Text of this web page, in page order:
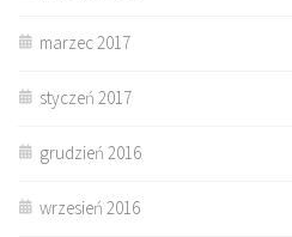
marzec 2017
styczeń 2017
grudzień 2016
wrzesień 2016